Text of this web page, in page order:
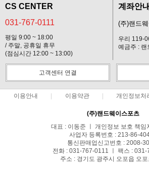
CS CENTER
031-767-0111
평일 9:00 ~ 18:00
/ 주말, 공휴일 휴무
(점심시간 12:00 ~ 13:00)
계좌안내
(주)랜드
우리 119-
예금주 : 랜
고객센터 연결
이용안내 이용약관 개인정보처
(주)랜드웨이스포츠
대표 : 이동준 ㅣ 개인정보 보호 책임
사업자 등록번호 : 213-86-
통신판매업신고번호 : 2008-
전화 : 031-767-0111 ㅣ 팩스 : 031-
주소 : 경기도 광주시 오포읍 오